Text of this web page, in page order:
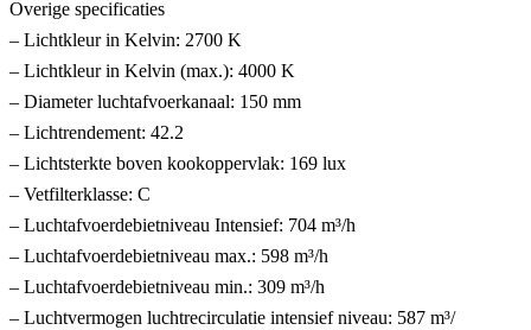
Overige specificaties
– Lichtkleur in Kelvin: 2700 K
– Lichtkleur in Kelvin (max.): 4000 K
– Diameter luchtafvoerkanaal: 150 mm
– Lichtrendement: 42.2
– Lichtsterkte boven kookoppervlak: 169 lux
– Vetfilterklasse: C
– Luchtafvoerdebietniveau Intensief: 704 m³/h
– Luchtafvoerdebietniveau max.: 598 m³/h
– Luchtafvoerdebietniveau min.: 309 m³/h
– Luchtvermogen luchtrecirculatie intensief niveau: 587 m³/